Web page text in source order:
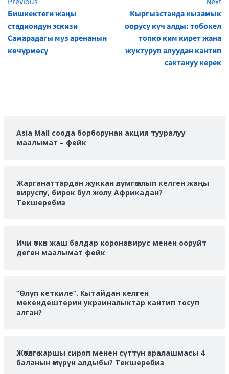
Continue
Reading
Бишкектеги жаңы
стадиондун эскизи
Самарадагы муз аренанын
көчүрмөсү
Кыргызстанда кызамык
оорусу күч алды: тобокел
топко ким кирет жана
жуктуруп алуудан кантип
сактануу керек
Asia Mall соода борборунан акция тууралуу
маалымат – фейк
Жарганаттардан жуккан өлүмгө алып келген жаңы
вируспу, бирок бул жолу Африкадан?
Текшеребиз
Ичи өткөн жаш балдар коронавирус менен ооруйт
деген маалымат фейк
”Өлүп кеткиле”. Кытайдан келген
мекендештерин украиналыктар кантип тосуп
алган?
Жөтөлгө каршы сироп менен сүттүн аралашмасы 4
баланын өмүрүн алдыбы? Текшеребиз